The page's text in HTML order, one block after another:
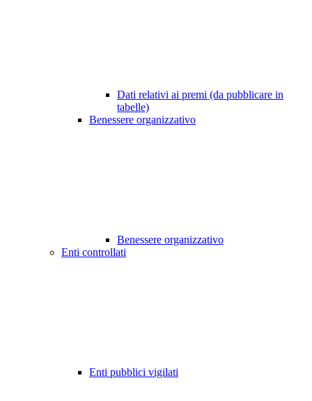
Dati relativi ai premi (da pubblicare in
tabelle)
Benessere organizzativo
Benessere organizzativo
Enti controllati
Enti pubblici vigilati